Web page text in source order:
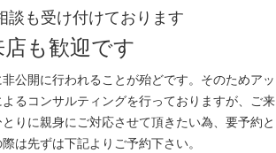
談も受け付けております
店も歓迎です
公開に行われることが殆どです。そのためアッ
るコンサルティングを行っておりますが、ご来
りに親身にご対応させて頂きたい為、要予約と
は先ずは下記よりご予約下さい。